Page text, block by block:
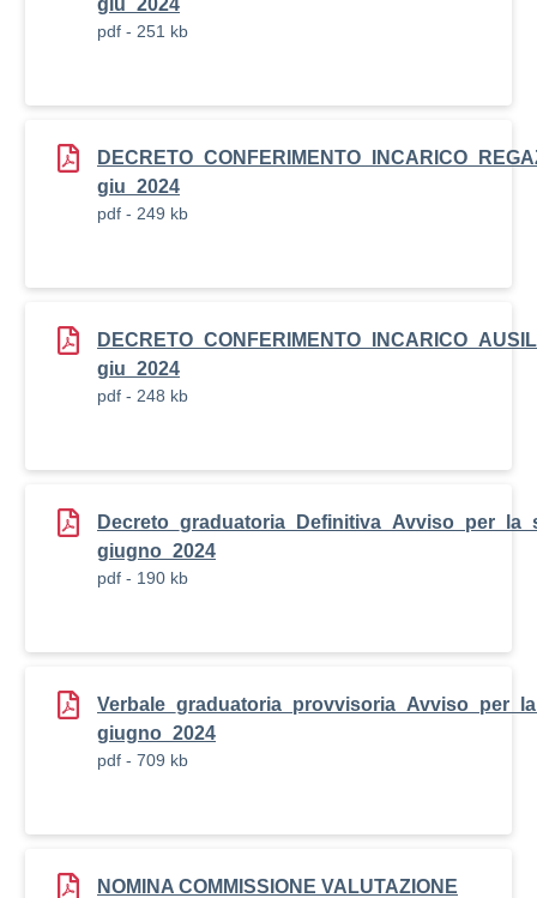
giu_2024
pdf - 251 kb
giu_2024
pdf - 249 kb
giu_2024
pdf - 248 kb
giugno_2024
pdf - 190 kb
giugno_2024
pdf - 709 kb
NOMINA COMMISSIONE VALUTAZIONE